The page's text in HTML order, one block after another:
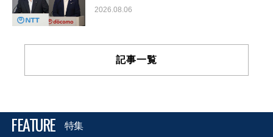
2026.08.06
記事一覧
FEATURE 特集